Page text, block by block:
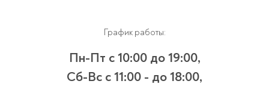
График работы:
Пн-Пт с 10:00 до 19:00,
Сб-Вс с 11:00 - до 18:00,